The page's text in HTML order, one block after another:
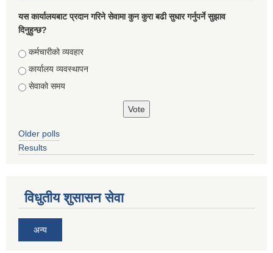
यस कार्यालयबाट प्रदान गरिने सेवामा कुन कुरा बढी सुधार गर्नुपर्ने सुझाव
दिनुहुन्छ?
Choices
कर्मचारीको व्यवहार
कार्यालय व्यवस्थापन
सेवाको समय
Older polls
Results
विधुतीय शुसासन सेवा
अन्य